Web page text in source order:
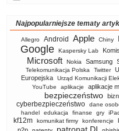
Najpopularniejsze tematy
Allegro Android Apple Chiny
Google Kaspersky Lab
Microsoft Nokia Samsung
Telekomunikacja Polska Twitter
Europejska
Urząd Komunikacji
YouTube aplikacje aplikacje
bezpieczeństwo
cyberbezpieczeństwo dane
handel
edukacja finanse gry
kf12m komunikat firmy konferencje